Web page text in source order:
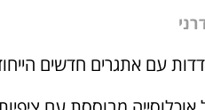
עם אתגרים חדשים